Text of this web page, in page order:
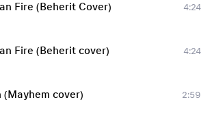
Fire (Beherit Cover)
4:24
Fire (Beherit cover)
4:24
(Mayhem cover)
2:59